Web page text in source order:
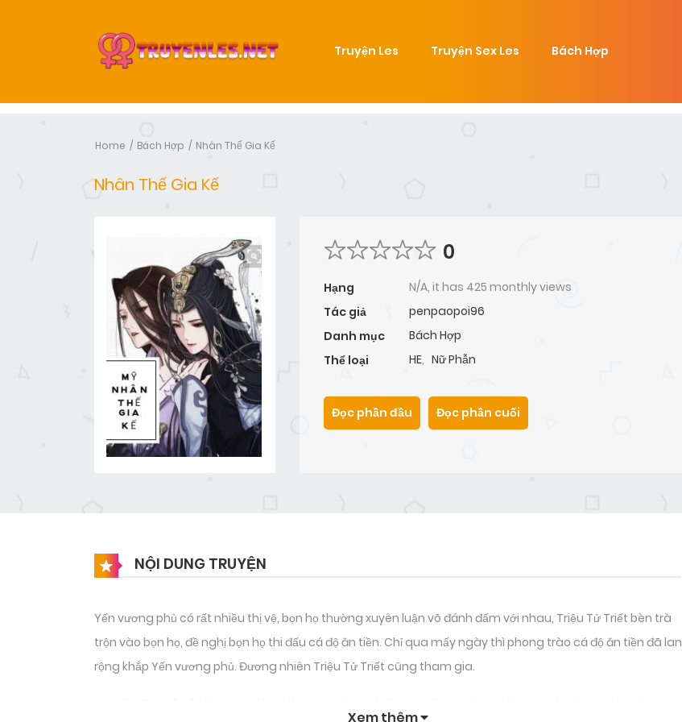
Truyện Les Truyện Sex Les Bách Hợp
Home Bách Hợp Nhân Thế Gia Kế
Nhân Thế Gia Kế
0
Hạng
N/A, it has 425 monthly views
Tác giả
penpaopoi96
Danh mục
Bách Hợp
Thể loại
HE, Nữ Phẫn
Đọc phần đầu
Đọc phần cuối
NỘI DUNG TRUYỆN
Yến vương phủ có rất nhiều thị vệ, bọn họ thường xuyên luận võ đánh đấm với nhau, Triệu Tử Triết bèn trà
trộn vào bọn họ, đề nghị bọn họ thi đấu cá độ ăn tiền. Chỉ qua mấy ngày thì phong trào cá độ ăn tiền đã lan
rộng khắp Yến vương phủ. Đương nhiên Triệu Tử Triết cũng tham gia.
Xem thêm